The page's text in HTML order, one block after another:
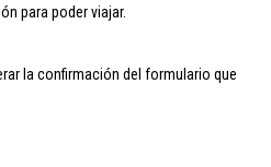
para poder viajar.
la confirmación del formulario que